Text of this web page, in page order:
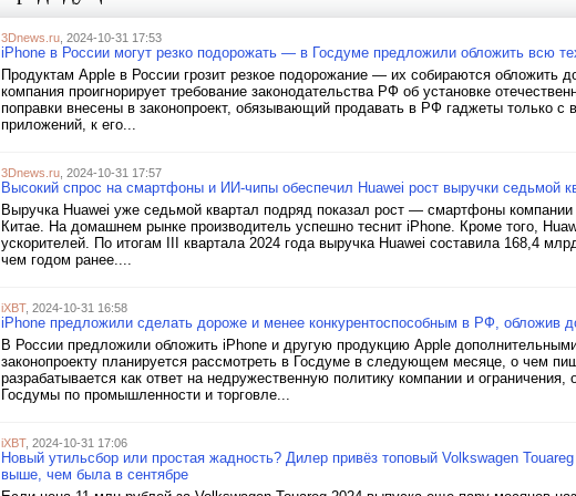
3Dnews.ru , 2024-10-31 17:53
iPhone в России могут резко подорожать — в Госдуме предложили обложить всю
Продуктам Apple в России грозит резкое подорожание — их собираются обложить
компания проигнорирует требование законодательства РФ об установке
поправки внесены в законопроект, обязывающий продавать в РФ гаджеты только с
приложений, к его...
3Dnews.ru , 2024-10-31 17:57
Высокий спрос на смартфоны и ИИ-чипы обеспечил Huawei рост выручки седьмой
Выручка Huawei уже седьмой квартал подряд показал рост — смартфоны
Китае. На домашнем рынке производитель успешно теснит iPhone. Кроме того,
ускорителей. По итогам III квартала 2024 года выручка Huawei составила 168,4
чем годом ранее....
iXBT, 2024-10-31 16:58
iPhone предложили сделать дороже и менее конкурентоспособным в РФ, обложив
В России предложили обложить iPhone и другую продукцию Apple
законопроекту планируется рассмотреть в Госдуме в следующем месяце, о чем
разрабатывается как ответ на недружественную политику компании и
Госдумы по промышленности и торговле...
iXBT, 2024-10-31 17:06
Новый утильсбор или простая жадность? Дилер привёз топовый Volkswagen
выше, чем была в сентябре